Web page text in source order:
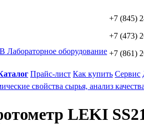
Лабораторное оборудование
+7 (845)
+7 (473)
+7 (861)
Прайс-лист Как купить Сервис
свойства сырья, анализ
LEKI